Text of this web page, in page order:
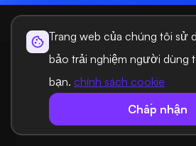
Trang web của chúng tôi sử
bảo trải nghiệm người dùng
bạn. chính sách cookie
Chấp nhận
Giải pháp lưu trữ